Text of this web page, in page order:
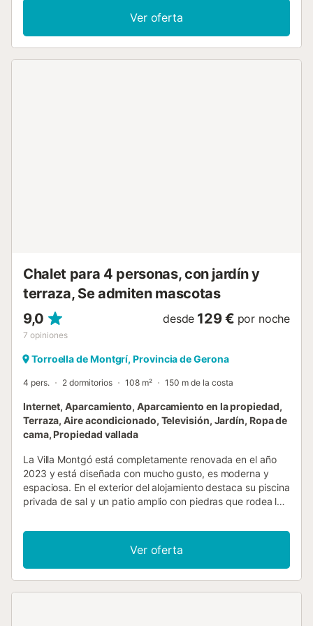
Ver oferta
Chalet para 4 personas, con jardín y
terraza, Se admiten mascotas
9,0
7 opiniones
desde 129 € por noche
Torroella de Montgrí, Provincia de Gerona
4 pers. 2 dormitorios 108 m² 150 m de la costa
Internet, Aparcamiento, Aparcamiento en la propiedad,
Terraza, Aire acondicionado, Televisión, Jardín, Ropa de
cama, Propiedad vallada
La Villa Montgó está completamente renovada en el año
2023 y está diseñada con mucho gusto, es moderna y
espaciosa. En el exterior del alojamiento destaca su piscina
privada de sal y un patio amplio con piedras que rodea la
harán que su estancia sea muy cómoda, y donde los niños
podrán jugar libremente, mientras usted prepara la
barbacoa y disfruta de la comida en el porche decorado
rústicamente con los amigos. También en la villa
Ver oferta